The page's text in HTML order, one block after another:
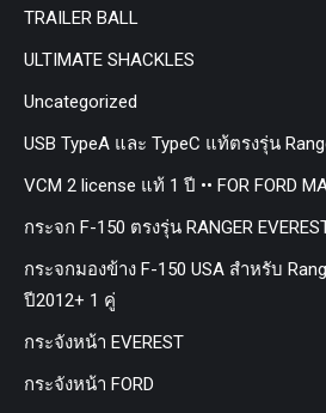
TRAILER BALL
ULTIMATE SHACKLES
Uncategorized
USB TypeA และ TypeC แท้ตรงรุ่น
VCM 2 license แท้ 1 ปี •• FOR FORD
กระจก F-150 ตรงรุ่น RANGER
กระจกมองข้าง F-150 USA สำหรับ
ปี2012+ 1 คู่
กระจังหน้า EVEREST
กระจังหน้า FORD